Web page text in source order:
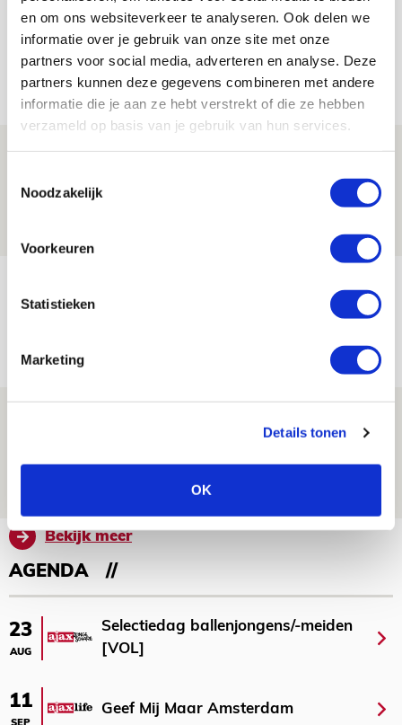
en om ons websiteverkeer te analyseren. Ook delen we
informatie over je gebruik van onze site met onze
partners voor social media, adverteren en analyse. Deze
partners kunnen deze gegevens combineren met andere
informatie die je aan ze hebt verstrekt of die ze hebben
verzameld op basis van je gebruik van hun services.
Noodzakelijk
Voorkeuren
Statistieken
Marketing
Details tonen
OK
Net binnen //
Drie dingen die je moet weten over PEC
Míchels elf: met welke formatie begin
jij aan nieuw eredivisieseizoen?
NIEUWS
maakt Abdalla ‘geen reet’ uit
08 AUGUSTUS 2026 - 10:04
Bekijk meer
AGENDA
23
AUG
Selectiedag ballenjongens/-meiden
[VOL]
11 Geef Mij Maar Amsterdam